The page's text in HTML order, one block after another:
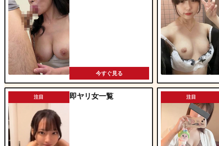
今すぐ見る
注目 即ヤリ女一覧 注目